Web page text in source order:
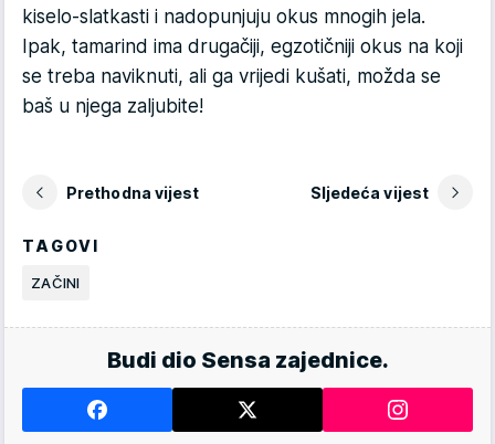
kiselo-slatkasti i nadopunjuju okus mnogih jela.
Ipak, tamarind ima drugačiji, egzotičniji okus na koji
se treba naviknuti, ali ga vrijedi kušati, možda se
baš u njega zaljubite!
Prethodna vijest Sljedeća vijest
TAGOVI
ZAČINI
Budi dio Sensa zajednice.